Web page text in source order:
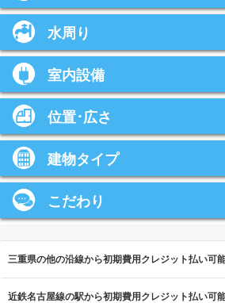
水周り
室内設備
位置･広さ
建物タイプ
こだわり
三重県の他の沿線から初期費用クレジット払い可
近鉄名古屋線の駅から初期費用クレジット払い可